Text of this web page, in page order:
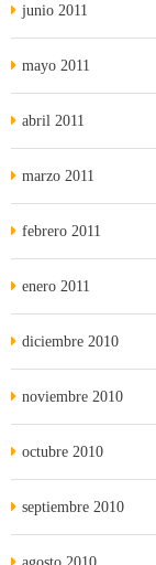
junio 2011
mayo 2011
abril 2011
marzo 2011
febrero 2011
enero 2011
diciembre 2010
noviembre 2010
octubre 2010
septiembre 2010